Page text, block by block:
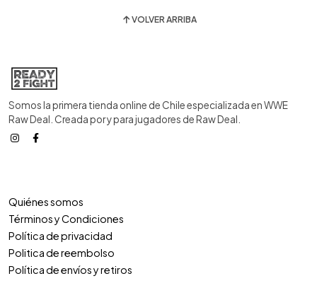
VOLVER ARRIBA
Somos la primera tienda online de Chile especializada en WWE
Raw Deal. Creada por y para jugadores de Raw Deal.
Quiénes somos
Términos y Condiciones
Política de privacidad
Politica de reembolso
Política de envíos y retiros